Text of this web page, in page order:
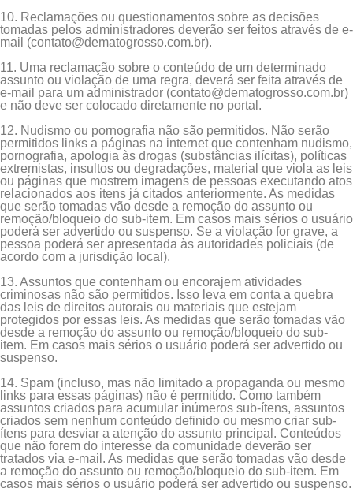
10. Reclamações ou questionamentos sobre as decisões
tomadas pelos administradores deverão ser feitos através de e-
mail (contato@dematogrosso.com.br).
11. Uma reclamação sobre o conteúdo de um determinado
assunto ou violação de uma regra, deverá ser feita através de
e-mail para um administrador (contato@dematogrosso.com.br)
e não deve ser colocado diretamente no portal.
12. Nudismo ou pornografia não são permitidos. Não serão
permitidos links a páginas na internet que contenham nudismo,
pornografia, apologia às drogas (substâncias ilícitas), políticas
extremistas, insultos ou degradações, material que viola as leis
ou páginas que mostrem imagens de pessoas executando atos
relacionados aos itens já citados anteriormente. As medidas
que serão tomadas vão desde a remoção do assunto ou
remoção/bloqueio do sub-item. Em casos mais sérios o usuário
poderá ser advertido ou suspenso. Se a violação for grave, a
pessoa poderá ser apresentada às autoridades policiais (de
acordo com a jurisdição local).
13. Assuntos que contenham ou encorajem atividades
criminosas não são permitidos. Isso leva em conta a quebra
das leis de direitos autorais ou materiais que estejam
protegidos por essas leis. As medidas que serão tomadas vão
desde a remoção do assunto ou remoção/bloqueio do sub-
item. Em casos mais sérios o usuário poderá ser advertido ou
suspenso.
14. Spam (incluso, mas não limitado a propaganda ou mesmo
links para essas páginas) não é permitido. Como também
assuntos criados para acumular inúmeros sub-ítens, assuntos
criados sem nenhum conteúdo definido ou mesmo criar sub-
ítens para desviar a atenção do assunto principal. Conteúdos
que não forem do interesse da comunidade deverão ser
tratados via e-mail. As medidas que serão tomadas vão desde
a remoção do assunto ou remoção/bloqueio do sub-item. Em
casos mais sérios o usuário poderá ser advertido ou suspenso.